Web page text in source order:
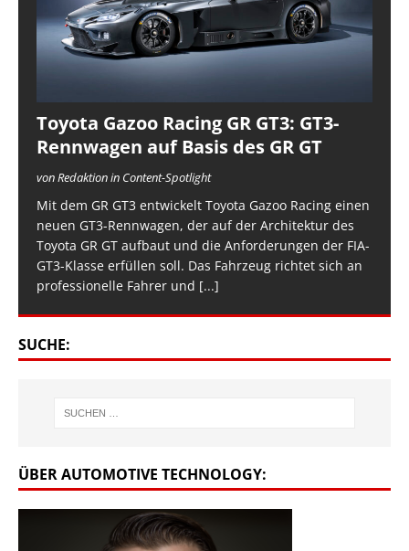
Toyota Gazoo Racing GR GT3: GT3-
Rennwagen auf Basis des GR GT
von Redaktion in Content-Spotlight
Mit dem GR GT3 entwickelt Toyota Gazoo Racing einen
neuen GT3-Rennwagen, der auf der Architektur des
Toyota GR GT aufbaut und die Anforderungen der FIA-
GT3-Klasse erfüllen soll. Das Fahrzeug richtet sich an
professionelle Fahrer und [...]
SUCHE:
ÜBER AUTOMOTIVE TECHNOLOGY: